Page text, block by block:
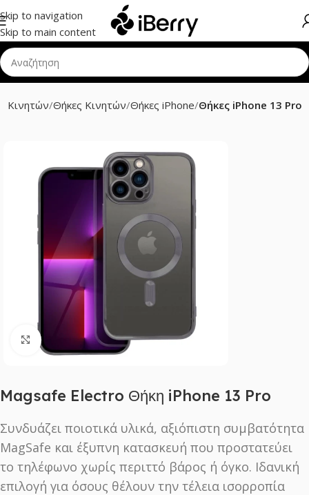
Skip to navigation
Skip to main content
Κινητών Θήκες Κινητών Θήκες iPhone Θήκες iPhone 13 Pro
Click to enlarge
Magsafe Electro Θήκη iPhone 13 Pro
Συνδυάζει ποιοτικά υλικά, αξιόπιστη συμβατότητα
MagSafe και έξυπνη κατασκευή που προστατεύει
το τηλέφωνο χωρίς περιττό βάρος ή όγκο. Ιδανική
επιλογή για όσους θέλουν την τέλεια ισορροπία